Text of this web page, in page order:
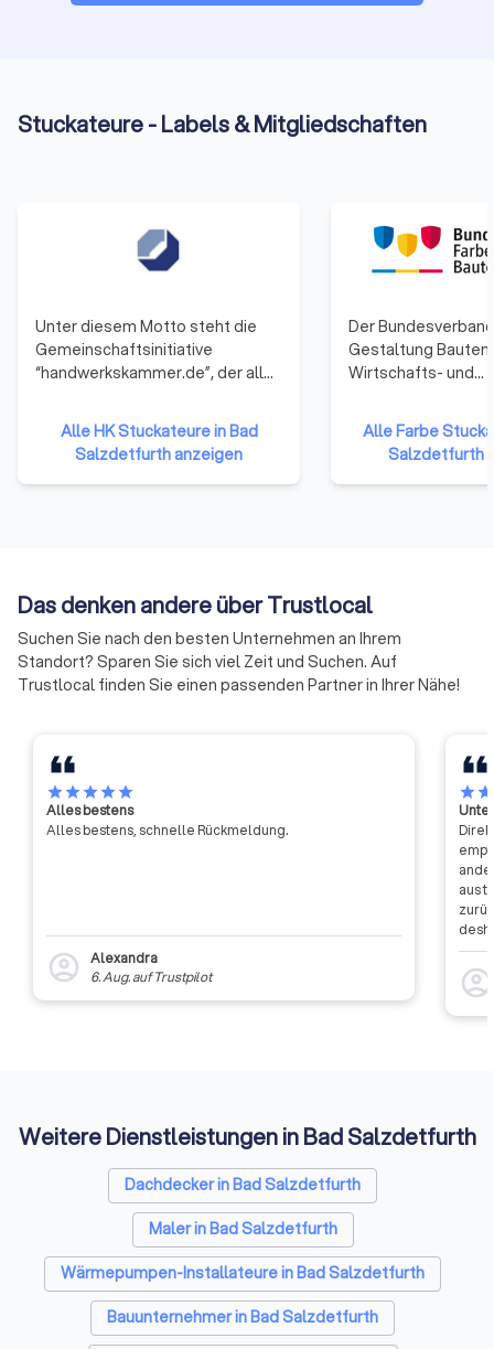
Stuckateure - Labels & Mitgliedschaften
Unter diesem Motto steht die
Gemeinschaftsinitiative
“handwerkskammer.de”, der alle
angehören. Sie repräsentieren
damit das gesamte Handwerk in
der Bundesrepublik Deutschland.
Die Mitglieder haben sich darauf
der Handwerkskammern
effizienter und effektiver
werden.
Alle HK Stuckateure in Bad
Salzdetfurth anzeigen
Der
Gestaltung
Wirtschafts- und
100 Jahren
für das Maler- und
Lackiererhandwerk
Deutschland.
die Interessen
gegenüber Politik,
Industrie, Handel,
Gewerkschaften
und
Alle Farbe
Salzdetfurth
Das denken andere über Trustlocal
Suchen Sie nach den besten Unternehmen an Ihrem
Standort? Sparen Sie sich viel Zeit und Suchen. Auf
Trustlocal finden Sie einen passenden Partner in Ihrer Nähe!
starstarstarstarstar
Alles bestens
Alles bestens, schnelle Rückmeldung.
account_circle
Alexandra
6. Aug.auf Trustpilot
starstar
aus
dass
account_circle
Weitere Dienstleistungen in Bad Salzdetfurth
Dachdecker in Bad Salzdetfurth
Maler in Bad Salzdetfurth
Wärmepumpen-Installateure in Bad Salzdetfurth
Bauunternehmer in Bad Salzdetfurth